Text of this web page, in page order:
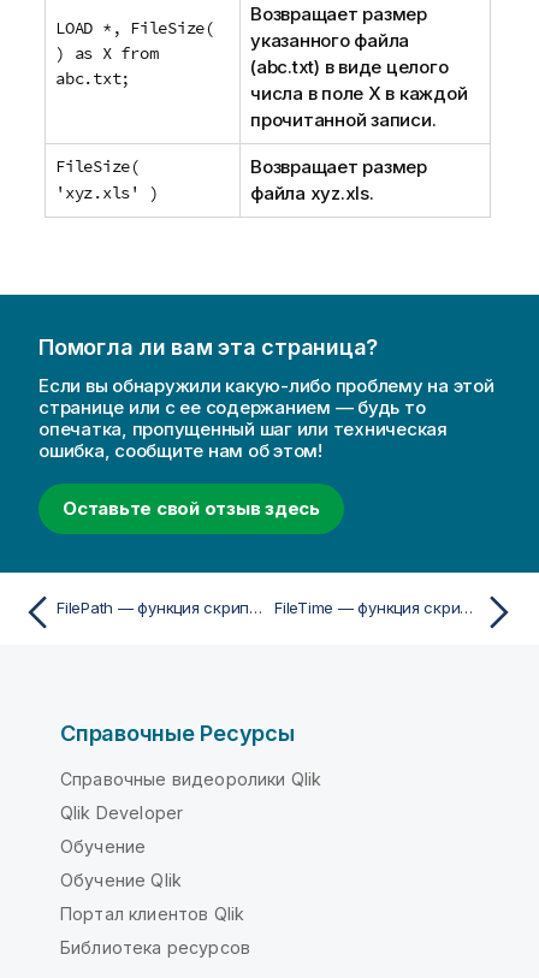
LOAD *, FileSize(
) as X from
abc.txt;
Возвращает размер
указанного файла
(abc.txt) в виде целого
числа в поле X в каждой
прочитанной записи.
FileSize(
'xyz.xls' )
Возвращает размер
файла xyz.xls.
Помогла ли вам эта страница?
Если вы обнаружили какую-либо проблему на этой
странице или с ее содержанием — будь то
опечатка, пропущенный шаг или техническая
ошибка, сообщите нам об этом!
Оставьте свой отзыв здесь
FilePath — функция скрипта FileTime — функция скрипта
Справочные Ресурсы
Справочные видеоролики Qlik
Qlik Developer
Обучение
Обучение Qlik
Портал клиентов Qlik
Библиотека ресурсов